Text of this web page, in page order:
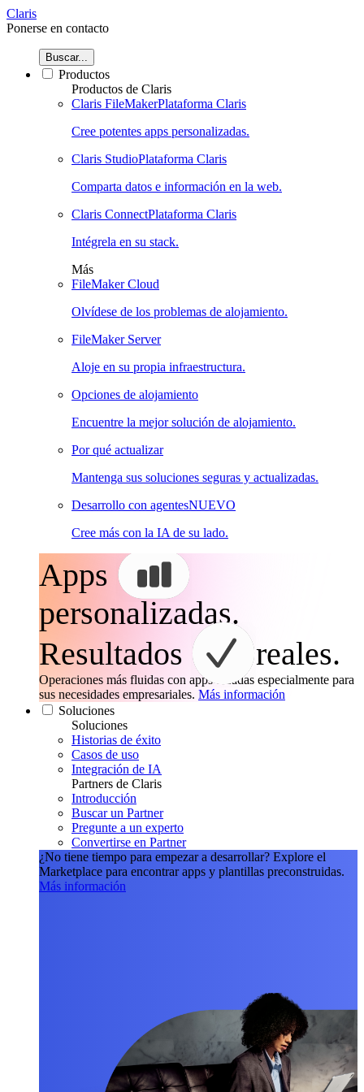
Claris
Ponerse en contacto
Buscar...
Productos
Productos de Claris
Claris FileMakerPlataforma Claris
Cree potentes apps personalizadas.
Claris StudioPlataforma Claris
Comparta datos e información en la web.
Claris ConnectPlataforma Claris
Intégrela en su stack.
Más
FileMaker Cloud
Olvídese de los problemas de alojamiento.
FileMaker Server
Aloje en su propia infraestructura.
Opciones de alojamiento
Encuentre la mejor solución de alojamiento.
Por qué actualizar
Mantenga sus soluciones seguras y actualizadas.
Desarrollo con agentesNUEVO
Cree más con la IA de su lado.
Apps
personalizadas.
Resultados
reales.
Operaciones más fluidas con apps creadas especialmente para
sus necesidades empresariales. Más información
Soluciones
Soluciones
Historias de éxito
Casos de uso
Integración de IA
Partners de Claris
Introducción
Buscar un Partner
Pregunte a un experto
Convertirse en Partner
¿No tiene tiempo para empezar a desarrollar? Explore el
Marketplace para encontrar apps y plantillas preconstruidas.
Más información